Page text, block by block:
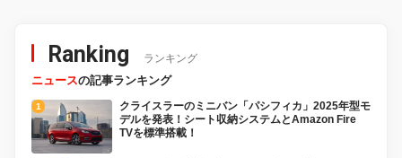
Ranking ランキング
ニュースの記事ランキング
クライスラーのミニバン「パシフィカ」2025年型モ
デルを発表！シート収納システムとAmazon Fire
TVを標準搭載！